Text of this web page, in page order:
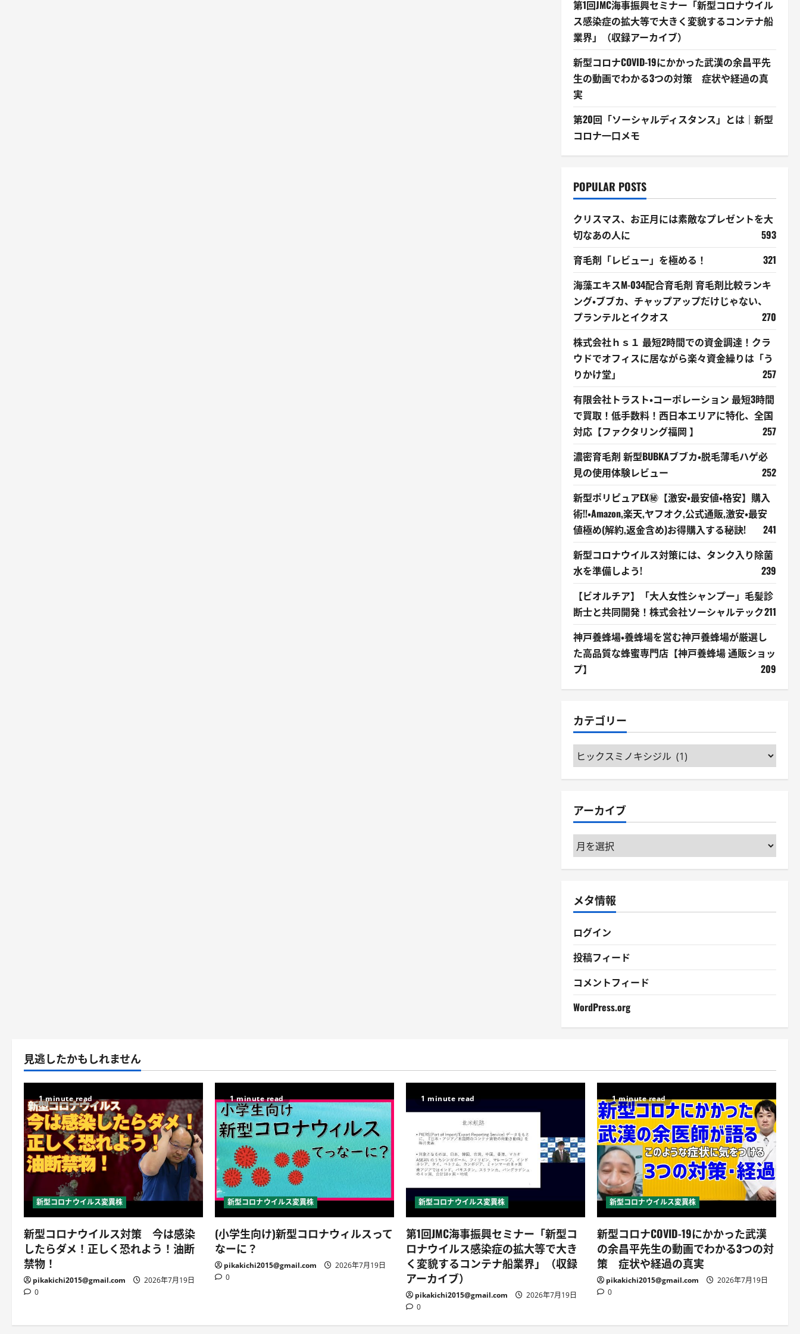
第1回JMC海事振興セミナー「新型コロナウイル
ス感染症の拡大等で大きく変貌するコンテナ船
業界」（収録アーカイブ）
新型コロナCOVID-19にかかった武漢の余昌平先
生の動画でわかる3つの対策 症状や経過の真
実
第20回「ソーシャルディスタンス」とは｜新型
コロナ一口メモ
POPULAR POSTS
クリスマス、お正月には素敵なプレゼントを大
切なあの人に
593
育毛剤「レビュー」を極める！
321
海藻エキスM-034配合育毛剤 育毛剤比較ランキ
ング・ブブカ、チャップアップだけじゃない、
プランテルとイクオス
270
株式会社ｈｓ１ 最短2時間での資金調達！クラ
ウドでオフィスに居ながら楽々資金繰りは「う
りかけ堂」
257
有限会社トラスト・コーポレーション 最短3時間
で買取！低手数料！西日本エリアに特化、全国
対応【ファクタリング福岡 】
257
濃密育毛剤 新型BUBKAブブカ・脱毛薄毛ハゲ必
見の使用体験レビュー
252
新型ポリピュアEX㊙【激安・最安値・格安】購入
術!!・Amazon,楽天,ヤフオク,公式通販,激安・最安
値極め(解約,返金含め)お得購入する秘訣!
241
新型コロナウイルス対策には、タンク入り除菌
水を準備しよう!
239
【ビオルチア】「大人女性シャンプー」毛髪診
断士と共同開発！株式会社ソーシャルテック211
神戸養蜂場・養蜂場を営む神戸養蜂場が厳選し
た高品質な蜂蜜専門店【神戸養蜂場 通販ショッ
プ】
209
カテゴリー
カ
テ
ー
アーカイブ
ア
ー
ブ
メタ情報
ログイン
投稿フィード
コメントフィード
WordPress.org
見逃したかもしれません
1 minute read
新型コロナウイルス変異株
新型コロナウイルス対策 今は感染
したらダメ！正しく恐れよう！油断
禁物！
pikakichi2015@gmail.com
2026年7月19日
0
1 minute read
新型コロナウイルス変異株
(小学生向け)新型コロナウィルスって
なーに？
pikakichi2015@gmail.com
2026年7月19日
0
1 minute read
新型コロナウイルス変異株
第1回JMC海事振興セミナー「新型コ
ロナウイルス感染症の拡大等で大き
く変貌するコンテナ船業界」（収録
アーカイブ）
pikakichi2015@gmail.com
2026年7月19日
0
1 minute read
新型コロナウイルス変異株
新型コロナCOVID-19にかかった武漢
の余昌平先生の動画でわかる3つの対
策 症状や経過の真実
pikakichi2015@gmail.com
2026年7月19日
0